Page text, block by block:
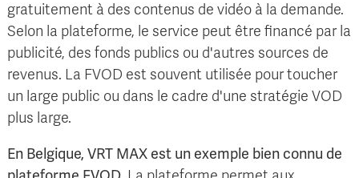
gratuitement à des contenus de vidéo à la demande.
Selon la plateforme, le service peut être financé par la
publicité, des fonds publics ou d'autres sources de
revenus. La FVOD est souvent utilisée pour toucher
un large public ou dans le cadre d'une stratégie VOD
plus large.
En Belgique, VRT MAX est un exemple bien connu de